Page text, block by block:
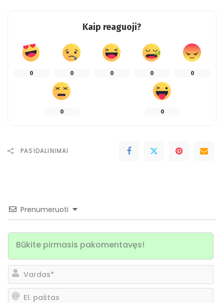
Kaip reaguoji?
0 0 0 0 0
0 0
PASIDALINIMAI
Prenumeruoti